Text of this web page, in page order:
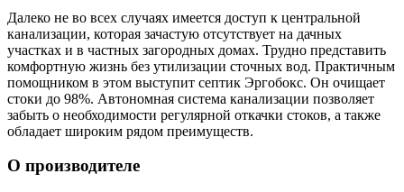
Далеко не во всех случаях имеется доступ к центральной
канализации, которая зачастую отсутствует на дачных
участках и в частных загородных домах. Трудно представить
комфортную жизнь без утилизации сточных вод. Практичным
помощником в этом выступит септик Эргобокс. Он очищает
стоки до 98%. Автономная система канализации позволяет
забыть о необходимости регулярной откачки стоков, а также
обладает широким рядом преимуществ.
О производителе